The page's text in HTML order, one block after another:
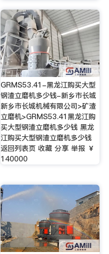
GRMS53.41-黑龙江购买大型
钢渣立磨机多少钱-新乡市长城
新乡市长城机械有限公司>矿渣
立磨机>GRMS53.41黑龙江购
买大型钢渣立磨机多少钱 黑龙
江购买大型钢渣立磨机多少钱
返回列表页 收藏 分享 举报 ￥
140000